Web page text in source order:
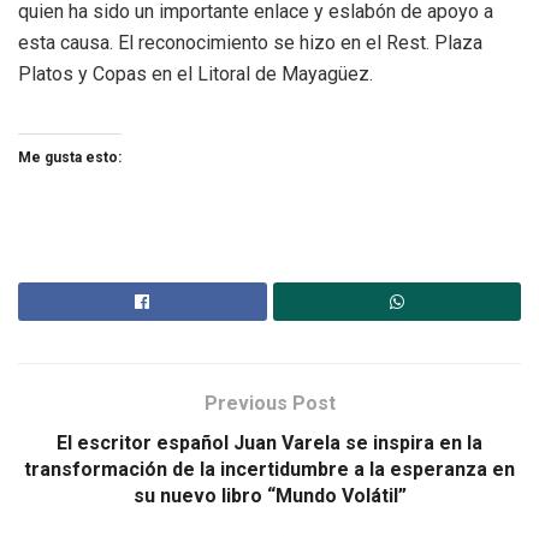
quien ha sido un importante enlace y eslabón de apoyo a
esta causa. El reconocimiento se hizo en el Rest. Plaza
Platos y Copas en el Litoral de Mayagüez.
Me gusta esto:
Previous Post
El escritor español Juan Varela se inspira en la
transformación de la incertidumbre a la esperanza en
su nuevo libro “Mundo Volátil”